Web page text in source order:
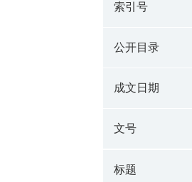
索引号
公开目录
成文日期
文号
标题